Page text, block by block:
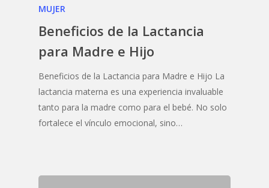
MUJER
Beneficios de la Lactancia
para Madre e Hijo
Beneficios de la Lactancia para Madre e Hijo La
lactancia materna es una experiencia invaluable
tanto para la madre como para el bebé. No solo
fortalece el vínculo emocional, sino…